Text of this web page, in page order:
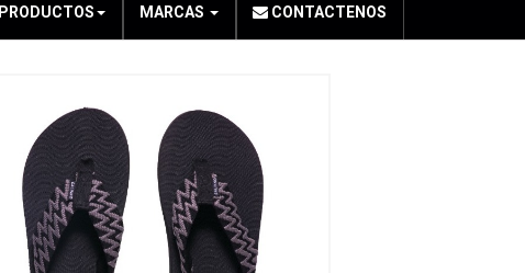
PRODUCTOS MARCAS CONTACTENOS